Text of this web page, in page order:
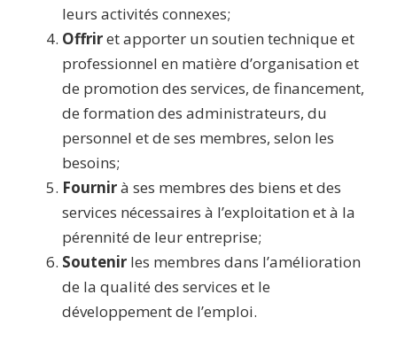
leurs activités connexes;
Offriret apporter un soutien technique et
professionnel en matière d’organisation et
de promotion des services, de financement,
de formation des administrateurs, du
personnel et de ses membres, selon les
besoins;
Fournirà ses membres des biens et des
services nécessaires à l’exploitation et à la
pérennité de leur entreprise;
Soutenir les membres dans l’amélioration
de la qualité des services et le
développement de l’emploi.